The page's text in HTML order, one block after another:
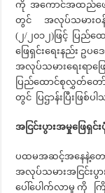
ကို အကောင်အထည်ဖေ
တွင် အလုပ်သမားဝန်
(၂/၂၀၁၂)ဖြင့် ပြည်ထ
ဖြေရှင်းရေးနည်း ဥ
အလုပ်သမားရေးရာဖ
ပြည်ထောင်စုလွှတ်တော်
တွင် ပြဌာန်းပြီးဖြစ်ပ
အငြင်းပွားအမှုဖြေရှ
ပထမအဆင့်အနေနဲ့တေ
အလုပ်သမားအငြင်းပွားမှု
ပေါ်ပေါက်လာမှု ကို က